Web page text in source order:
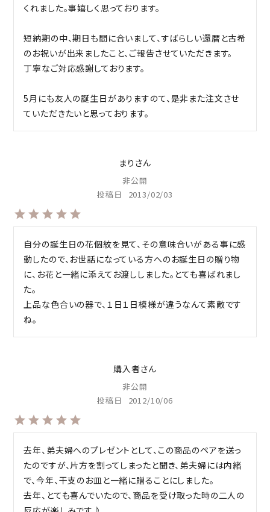
くれました。事嬉しく思っております。
短納期の中、期日も間に合いまして、すばらしい還暦と古希
のお祝いが出来ましたこと、ご報告させていただきます。
丁寧なご対応感謝しております。
5月にも友人の誕生日がありますのて、是非また注文させ
ていただきたいと思っております。
まり
非公開
投稿日
2013/02/03
自分の誕生日の花個紋を見て、その意味合いがある事に感
動したので、お世話になっている方へのお誕生日の贈り物
に、お花と一緒に添えてお渡ししました。とても喜ばれまし
た。
上品な色合いの器で、１日１日模様が違うなんて素敵です
ね。
購入者
非公開
投稿日
2012/10/06
去年、弟夫婦へのプレゼントとして、この商品のペアを送っ
たのですが、片方を割ってしまったと聞き、弟夫婦には内緒
で、今年、干支のお皿と一緒に贈ることにしました。
去年、とても喜んでいたので、商品を受け取った時の二人の